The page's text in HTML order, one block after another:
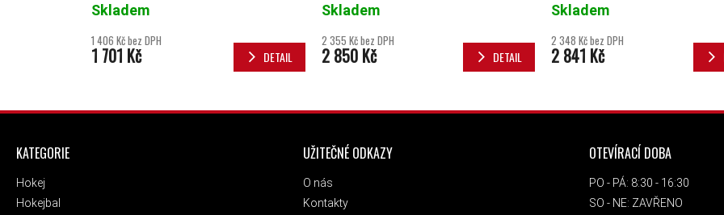
Skladem
1 406 Kč bez DPH
1 701 Kč DETAIL
Skladem
2 355 Kč bez DPH
2 850 Kč DETAIL
Skladem
2 348 Kč bez DPH
2 841 Kč
ZÁPATÍ
KATEGORIE
Hokej
Hokejbal
UŽITEČNÉ ODKAZY
O nás
Kontakty
OTEVÍRACÍ DOBA
PO - PÁ: 8:30 - 16:30
SO - NE: ZAVŘENO